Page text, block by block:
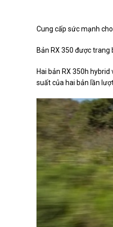
Cung cấp sức mạnh
Bản RX 350 được
Hai bản RX 350h
suất của hai bản lần